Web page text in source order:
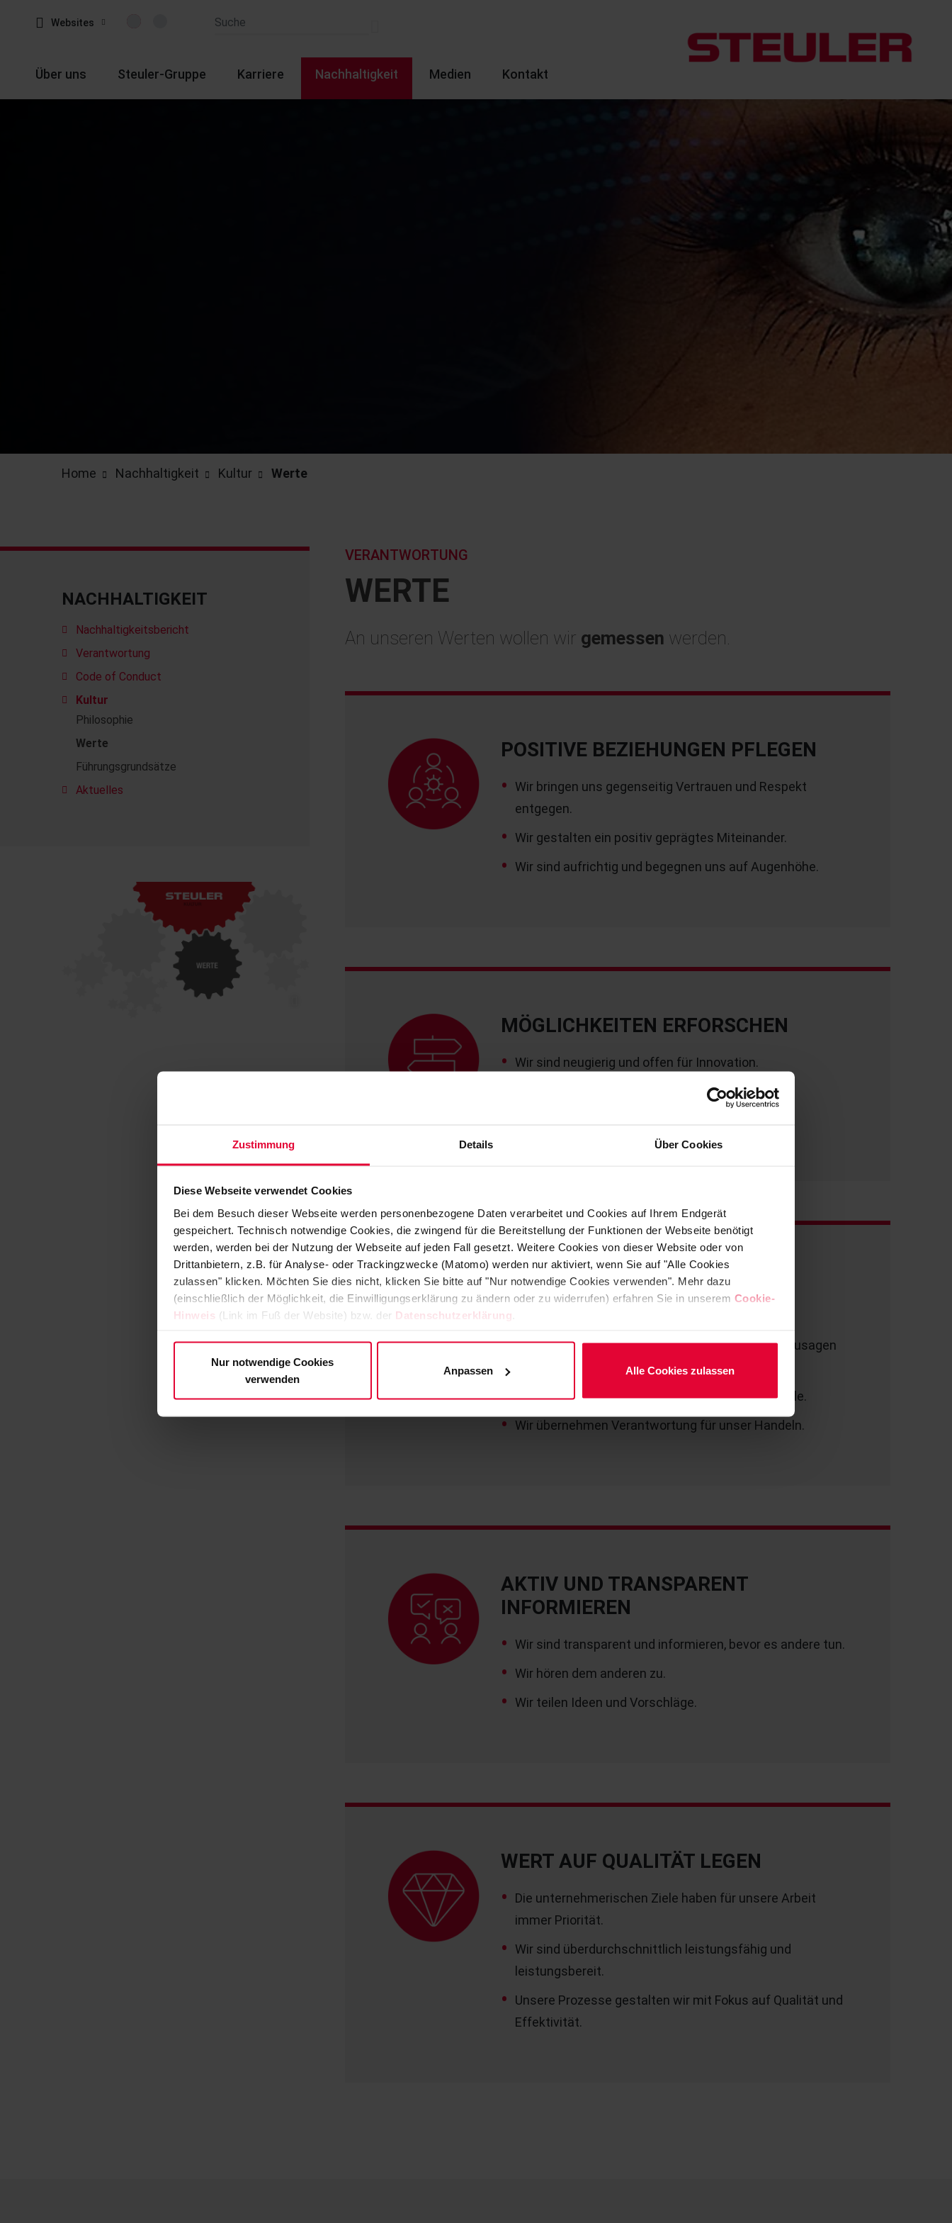
Zustimmung Details Über Cookies
Diese Webseite verwendet Cookies
Bei dem Besuch dieser Webseite werden personenbezogene Daten verarbeitet und Cookies auf Ihrem Endgerät
gespeichert. Technisch notwendige Cookies, die zwingend für die Bereitstellung der Funktionen der Webseite benötigt
werden, werden bei der Nutzung der Webseite auf jeden Fall gesetzt. Weitere Cookies von dieser Website oder von
Drittanbietern, z.B. für Analyse- oder Trackingzwecke (Matomo) werden nur aktiviert, wenn Sie auf "Alle Cookies
zulassen" klicken. Möchten Sie dies nicht, klicken Sie bitte auf "Nur notwendige Cookies verwenden". Mehr dazu
(einschließlich der Möglichkeit, die Einwilligungserklärung zu ändern oder zu widerrufen) erfahren Sie in unserem Cookie-
Hinweis (Link im Fuß der Website) bzw. der Datenschutzerklärung
Nur notwendige Cookies
verwenden
Anpassen Alle Cookies zulassen
Websites
Über uns Steuler-Gruppe Karriere Nachhaltigkeit Medien Kontakt
Home Nachhaltigkeit Kultur Werte
NACHHALTIGKEIT
Nachhaltigkeitsbericht
Verantwortung
Code of Conduct
Kultur
Philosophie
Werte
Führungsgrundsätze
Aktuelles
WERTE
VERANTWORTUNG
An unseren Werten wollen wir gemessen werden.
POSITIVE BEZIEHUNGEN PFLEGEN
Wir bringen uns gegenseitig Vertrauen und Respekt
entgegen.
Wir gestalten ein positiv geprägtes Miteinander.
Wir sind aufrichtig und begegnen uns auf Augenhöhe.
MÖGLICHKEITEN ERFORSCHEN
Wir sind neugierig und offen für Innovation.
ZUSAGEN EINHALTEN
Wir halten unsere schriftlichen und mündlichen Zusagen
Die Regeln unserer Zusammenarbeit gelten für alle.
Wir übernehmen Verantwortung für unser Handeln.
AKTIV UND TRANSPARENT
INFORMIEREN
Wir sind transparent und informieren, bevor es andere tun.
Wir hören dem anderen zu.
Wir teilen Ideen und Vorschläge.
WERT AUF QUALITÄT LEGEN
Die unternehmerischen Ziele haben für unsere Arbeit
immer Priorität.
Wir sind überdurchschnittlich leistungsfähig und
leistungsbereit.
Unsere Prozesse gestalten wir mit Fokus auf Qualität und
Effektivität.